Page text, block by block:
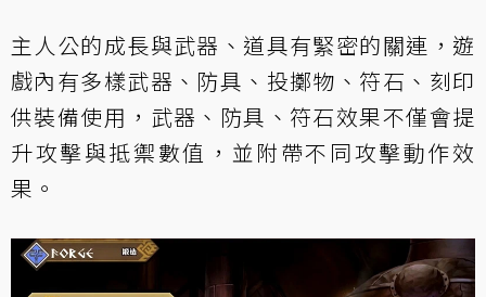
主人公的成長與武器、道具有緊密的關連，遊
戲內有多樣武器、防具、投擲物、符石、刻印
供裝備使用，武器、防具、符石效果不僅會提
升攻擊與抵禦數值，並附帶不同攻擊動作效
果。